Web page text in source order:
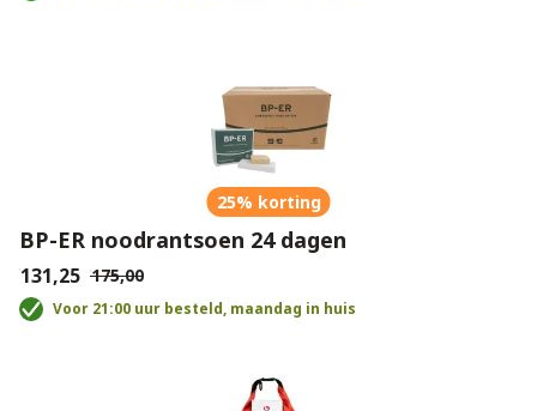
25% korting
BP-ER noodrantsoen 24 dagen
€131,25 €175,00
Voor 21:00 uur besteld, maandag in huis